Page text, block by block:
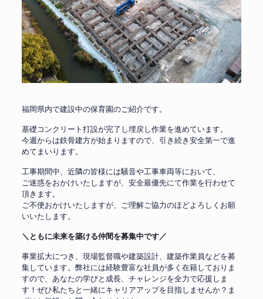
福岡県内で建設中の保育園のご紹介です。
基礎コンクリート打設が完了し埋戻し作業を進めています。
今週からは鉄骨建方が始まりますので、引き続き安全第一で進
めてまいります。
工事期間中、近隣の皆様には騒音や工事車両等において、
ご迷惑をおかけいたしますが、安全最優先にて作業を行わせて
頂きます。
ご不便おかけいたしますが、ご理解ご協力のほどよろしくお願
いいたします。
＼ともに未来を築ける仲間を募集中です／
事業拡大につき、現場監督職や建築設計、建築作業員などを募
集しています。弊社には経験豊富な社員が多く在籍しておりま
すので、あなたの学びと成長、チャレンジを全力で応援しま
す！ぜひ私たちと一緒にキャリアアップを目指しませんか？ま